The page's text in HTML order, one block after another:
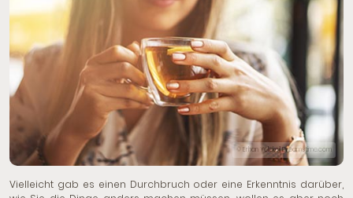
© Erhan Yelekci| Dreamstime.com
Vielleicht gab es einen Durchbruch oder eine Erkenntnis darüber,